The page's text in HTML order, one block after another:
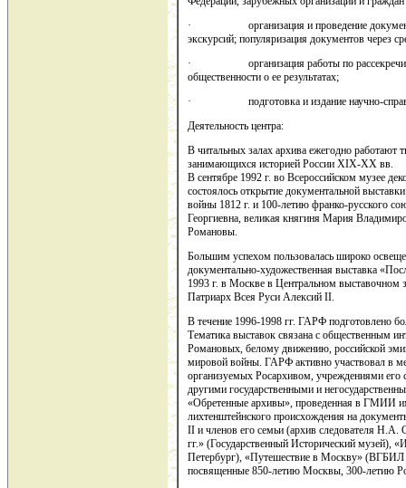
· организация и проведение
экскурсий; популяризация документов через
· организация работы по
общественности о ее результатах;
· подготовка и издание научно-
Деятельность центра:
В читальных залах архива ежегодно работают
занимающихся историей России XIX-XX вв.
В сентябре 1992 г. во Всероссийском музее
состоялось открытие документальной
войны 1812 г. и 100-летию франко-русского
Георгиевна, великая княгиня Мария
Романовы.
Большим успехом пользовалась широко
документально-художественная выставка
1993 г. в Москве в Центральном
Патриарх Всея Руси Алексий II.
В течение 1996-1998 гг. ГАРФ подготовлено
Тематика выставок связана с общественным
Романовых, белому движению, российской
мировой войны. ГАРФ активно участвовал в
организуемых Росархивом, учреждениями
другими государственными и
«Обретенные архивы», проведенная в ГМИИ
лихтенштейнского происхождения на
II и членов его семьи (архив следователя
гг.» (Государственный Исторический музей),
Петербург), «Путешествие в Москву»
посвященные 850-летию Москвы, 300-летию